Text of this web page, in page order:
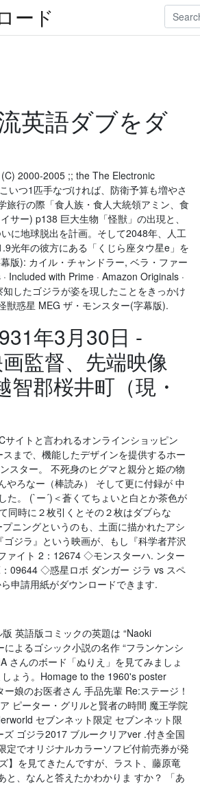
ード
英語ダブをダ
2000-2005 ;; the The Electronic
つ1匹手なづければ、防衛予算も増やさ
行の際「食人族・食人大統領アミン、食
サー) p138 巨大生物「怪獣」の出現と、
に地球脱出を計画。そして2048年、人工
光年の彼方にある「くじら座タウ星e」を
版): カイル・チャンドラー, ベラ・ファー
Included with Prime · Amazon Originals ·
したゴジラが姿を現したことをきっかけ
獣惑星 MEG ザ・モンスター(字幕版).
年3月30日 -
監督、先端映像
郡桜井町（現・
イトと言われるオンラインショッピン
まで、機能したデザインを提供するホー
スター。 不死身のヒグマと親分と姫の物
ろなー（棒読み） そして更に付録が 中
た。 (`ー´)＜蒼くてちょいと白とか茶色が
同時に２枚引くとその２枚はダブらな
ニングというのも、土面に描かれたアシ
ジラ』という映画が、もし『科学者芹沢
ァイト 2：12674 ◇モンスターハ. ンター
09644 ◇惑星ロボ ダンガー ジラ vs スペ
申請用紙がダウンロードできます.
英語版コミックの英題は “Naoki
よるゴシック小説の名作 “フランケンシ
さんのボード「ぬりえ」を見てみましょ
ょう。Homage to the 1960's poster
娘のお医者さん 手品先輩 Re:ステージ！
ピーター・グリルと賢者の時間 魔王学院
セブンネット限定 セブンネット限
ゴジラ2017 ブルークリアver .付き全国
でオリジナルカラーソフビ付前売券が発
を見てきたんですが、ラスト、藤原竜
、なんと答えたかわかりま すか？ 「あ